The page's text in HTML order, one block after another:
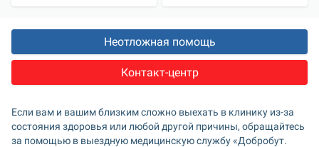
Неотложная помощь
Контакт-центр
Если вам и вашим близким сложно выехать в клинику из-за
состояния здоровья или любой другой причины, обращайтесь
за помощью в выездную медицинскую службу «Добробут.